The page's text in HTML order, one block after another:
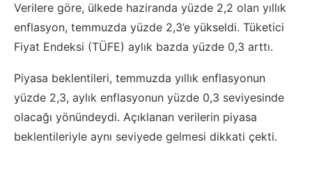
Verilere göre, ülkede haziranda yüzde 2,2 olan yıllık
enflasyon, temmuzda yüzde 2,3’e yükseldi. Tüketici
Fiyat Endeksi (TÜFE) aylık bazda yüzde 0,3 arttı.
Piyasa beklentileri, temmuzda yıllık enflasyonun
yüzde 2,3, aylık enflasyonun yüzde 0,3 seviyesinde
olacağı yönündeydi. Açıklanan verilerin piyasa
beklentileriyle aynı seviyede gelmesi dikkati çekti.